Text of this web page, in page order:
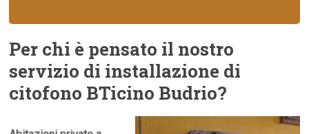
Per chi è pensato il nostro
servizio di installazione di
citofono BTicino Budrio?